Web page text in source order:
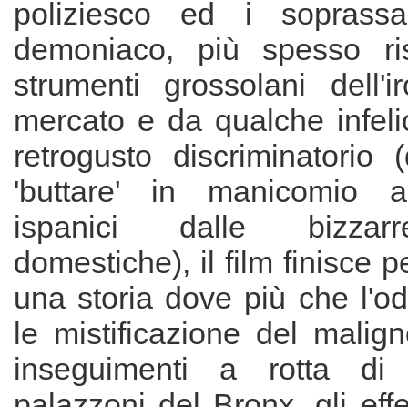
poliziesco ed i
demoniaco, più spesso
strumenti grossolani
mercato e da qualche
retrogusto discriminatorio
'buttare' in manicomio
ispanici dalle
domestiche), il film finisce
una storia dove più che
le mistificazione del
inseguimenti a rotta